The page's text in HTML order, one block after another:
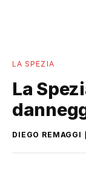
LA SPEZIA
La
DIEGO REMAGGI